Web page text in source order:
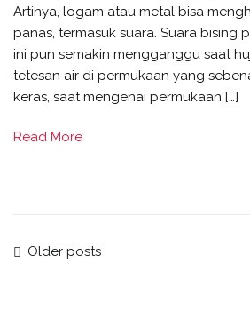
Artinya, logam atau metal bisa
panas, termasuk suara. Suara bising
ini pun semakin mengganggu saat
tetesan air di permukaan yang
keras, saat mengenai permukaan […]
Read More
Posts
Older posts